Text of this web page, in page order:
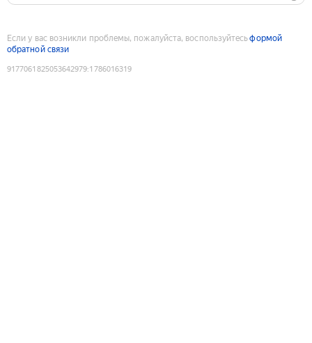
Если у вас возникли проблемы, пожалуйста, воспользуйтесьформой
обратной связи
9177061825053642979:1786016319